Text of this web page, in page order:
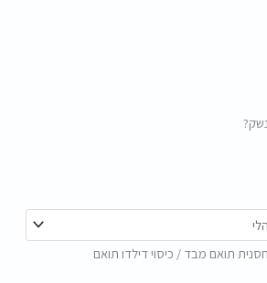
תואם מבד / כיסוי דילדו תואם